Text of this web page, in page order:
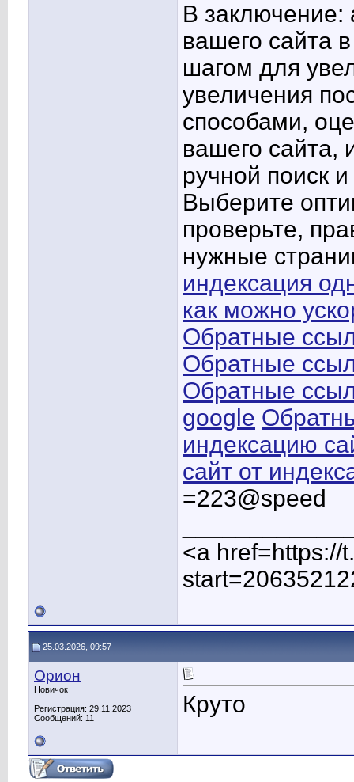
В заключение:
вашего сайта
шагом для
увеличения
способами,
вашего сайта,
ручной поиск
Выберите
проверьте,
нужные
индексация
как можно
Обратные
Обратные
Обратные
google
индексацию
сайт от
=223@speed
<a href=https://
25.03.2026, 09:57
Орион
Новичок
Регистрация: 29.11.2023
Сообщений: 11
Круто